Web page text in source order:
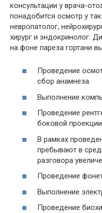
консультации у врача-
понадобится осмотр у
невропатолог,
хирург и эндокринолог.
на фоне пареза гортани
Проведение
сбор анамнеза.
Выполнение
Проведение
боковой
В рамках
пребывают в
разговора
Проведение
Выполнение
Проведение